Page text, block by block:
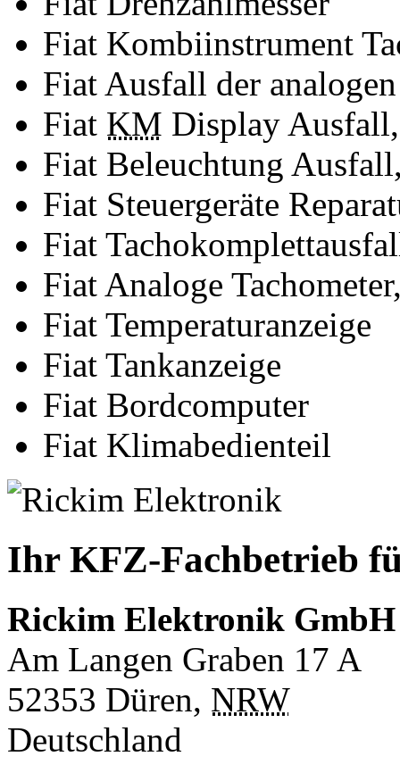
Fiat Kombiinstrument
Fiat Ausfall der
Fiat KM Display
Fiat Beleuchtung
Fiat Steuergeräte
Fiat
Fiat Analoge
Fiat Temperaturanzeige
Fiat Tankanzeige
Fiat Bordcomputer
Fiat Klimabedienteil
Ihr KFZ-Fachbetrieb
Rickim Elektronik GmbH
Am Langen Graben 17 A
52353 Düren, NRW
Deutschland